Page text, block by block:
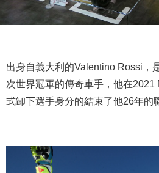
出身自義大利的Valentino Rossi，
次世界冠軍的傳奇車手，他在2021
式卸下選手身分的結束了他26年的